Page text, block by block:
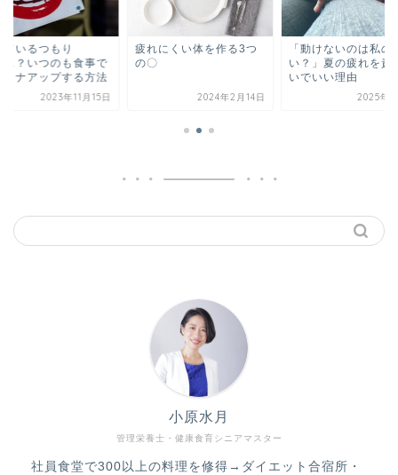
ているつもり
？いつのも食事で
ミナアップする方法
2023年11月15日
疲れにくい体を作る3つ
の〇
2024年2月14日
「動けないのは私の
い？」夏の疲れを責
いでいい理由
2025年9
管理栄養士・健康食育シニアマスター
小原水月
社員食堂で300以上の料理を修得→ダイエット合宿所・